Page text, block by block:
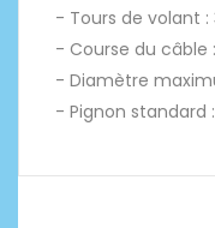
- Tours de volant :
- Course du câble
- Diamètre
- Pignon standard